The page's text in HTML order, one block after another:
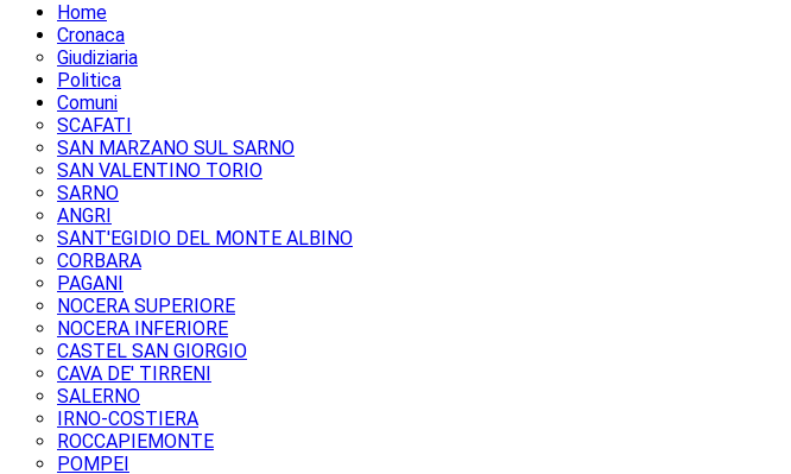
Home
Cronaca
Giudiziaria
Politica
Comuni
SCAFATI
SAN MARZANO SUL SARNO
SAN VALENTINO TORIO
SARNO
ANGRI
SANT'EGIDIO DEL MONTE ALBINO
CORBARA
PAGANI
NOCERA SUPERIORE
NOCERA INFERIORE
CASTEL SAN GIORGIO
CAVA DE' TIRRENI
SALERNO
IRNO-COSTIERA
ROCCAPIEMONTE
POMPEI